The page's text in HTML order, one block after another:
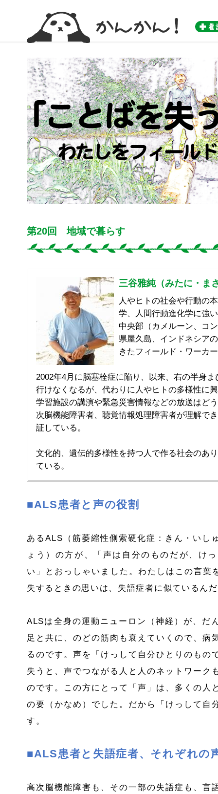
第20回 地域で暮らす
三谷雅純（みたに・ま
人やヒトの社会や行動の
学、人間行動進化学に強
中央部（カメルーン、コ
県屋久島、インドネシア
きたフィールド・ワーカ
2002年4月に脳塞栓症に陥り、以来、右の半身
行けなくなるが、代わりに人やヒトの多様性に
学習施設の講演や緊急災害情報などの放送はど
次脳機能障害者、聴覚情報処理障害者が理解で
証している。
文化的、遺伝的多様性を持つ人で作る社会のあ
ている。
■ALS患者と声の役割
あるALS （筋萎縮性側索硬化症：きん・い
ょう）の方が、「声は自分のものだが、け
い」とおっしゃいました。わたしはこの言葉
失するときの思いは、失語症者に似ているん
ALSは全身の運動ニューロン（神経）が、だ
足と共に、のどの筋肉も衰えていくので、病
るのです。声を「けっして自分ひとりのもの
失うと、声でつながる人と人のネットワーク
のです。この方にとって「声」は、多くの人
の要（かなめ）でした。だから「けっして自
す。
■ALS患者と失語症者、それぞれの
高次脳機能障害も、その一部の失語症も、言